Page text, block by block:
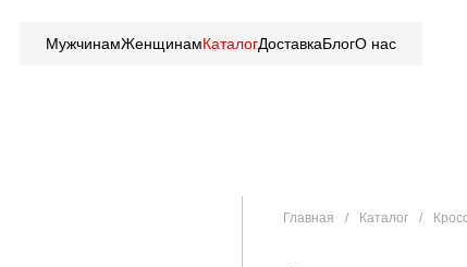
МужчинамЖенщинамКаталогДоставкаБлогО нас
Главная Каталог